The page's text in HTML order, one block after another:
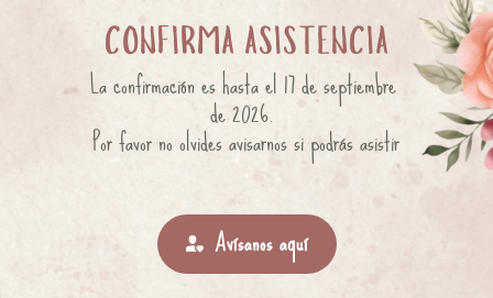
CONFIRMA ASISTENCIA
La confirmación es hasta el 17 de septiembre
de 2026.
Por favor no olvides avisarnos si podrás asistir
Avísanos aquí